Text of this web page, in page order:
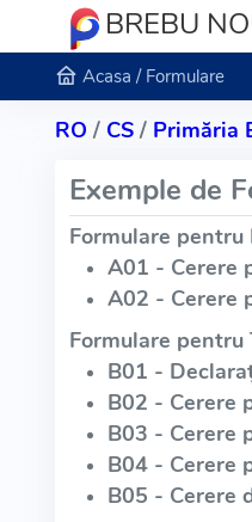
BREBU
Acasa / Formulare
RO / CS/ Primăria
Exemple de
Formulare pentru
A01 - Cerere
A02 - Cerere
Formulare pentru
B01 -
B02 - Cerere
B03 - Cerere
B04 - Cerere
B05 - Cerere